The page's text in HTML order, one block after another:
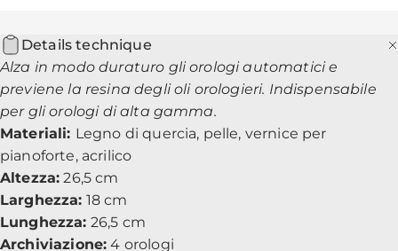
Details technique
Alza in modo duraturo gli orologi automatici e
previene la resina degli oli orologieri. Indispensabile
per gli orologi di alta gamma.
Materiali: Legno di quercia, pelle, vernice per
pianoforte, acrilico
Altezza: 26,5 cm
Larghezza: 18 cm
Lunghezza: 26,5 cm
Archiviazione: 4 orologi